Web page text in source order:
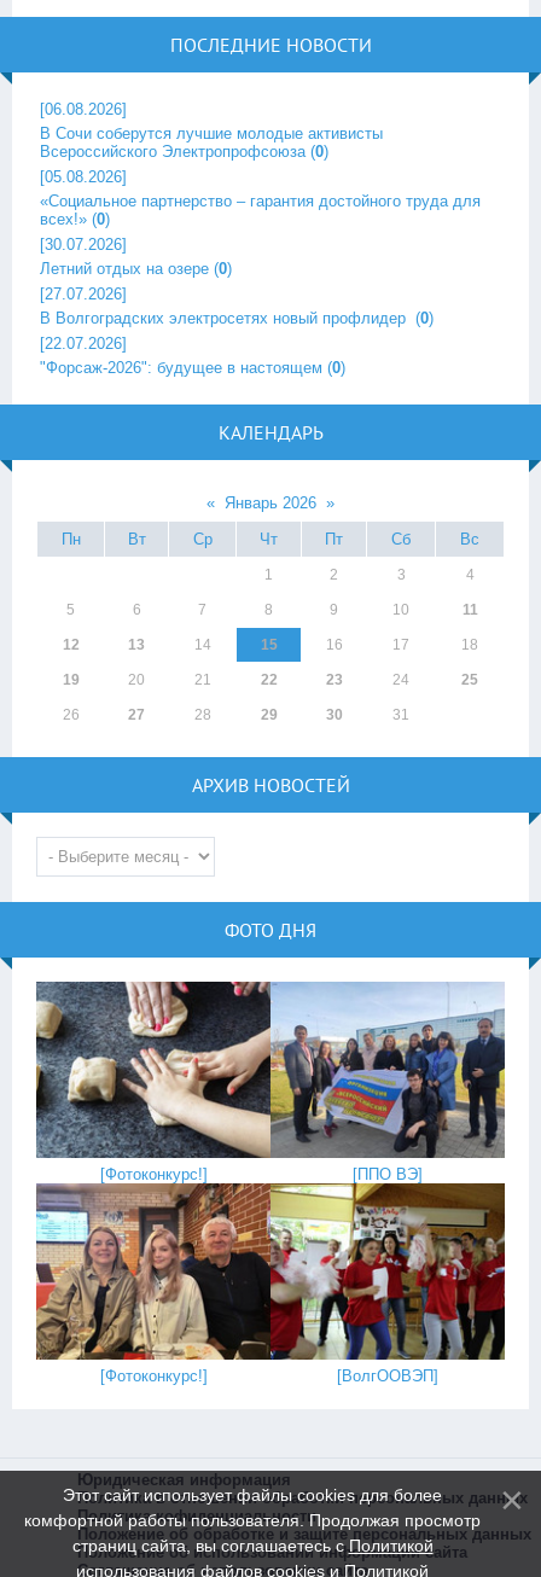
ПОСЛЕДНИЕ НОВОСТИ
[06.08.2026]
В Сочи соберутся лучшие молодые активисты
Всероссийского Электропрофсоюза (0)
[05.08.2026]
«Социальное партнерство – гарантия достойного труда для
всех!» (0)
[30.07.2026]
Летний отдых на озере (0)
[27.07.2026]
В Волгоградских электросетях новый профлидер ‎ (0)
[22.07.2026]
"Форсаж-2026": будущее в настоящем (0)
КАЛЕНДАРЬ
« Январь 2026 »
Пн
Вт Ср Чт Пт Сб Вс
1 2 3 4
5 6 7 8 9 10 11
12 13 14 15 16 17 18
19 20 21 22 23 24 25
26 27 28 29 30 31
АРХИВ НОВОСТЕЙ
ФОТО ДНЯ
[Фотоконкурс!] [ППО ВЭ]
[Фотоконкурс!] [ВолгООВЭП]
Юридическая информация
Политика в отношении обработки персональных данных
Политика кофиденциальности
Положение об обработке и защите персональных данных
Положение об использовании информации сайта
Соглашение об использовании сайта
Этот сайт использует файлы cookies для более
комфортной работы пользователя. Продолжая просмотр
страниц сайта, вы соглашаетесь сПолитикой
использования файлов cookiesиПолитикой